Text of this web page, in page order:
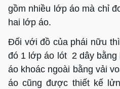
gồm nhiều lớp áo mà chỉ
hai lớp áo.
Đối với đồ của phái nữu
đó 1 lớp áo lót 2 dây bằng
áo khoác ngoài bằng vải
áo cũng được thiết kế